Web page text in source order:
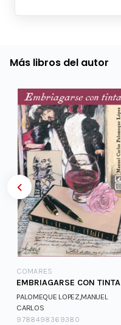
Más libros del autor
COMARES
EMBRIAGARSE CON TINTA
PALOMEQUE LOPEZ,MANUEL
CARLOS
9788498369380